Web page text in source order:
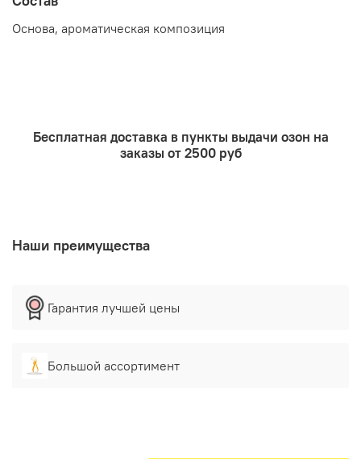
можно количеством палочек во флаконе. Чем их
больше, тем ярче аромат.
Основа, ароматическая композиция
Бесплатная доставка в пункты выдачи озон на
заказы от 2500 руб
Наши преимущества
Гарантия лучшей цены
Большой ассортимент